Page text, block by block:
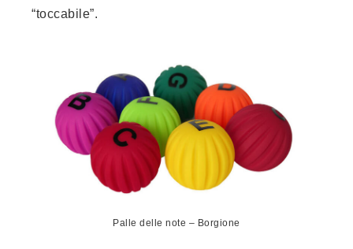
“toccabile”.
Palle delle note – Borgione